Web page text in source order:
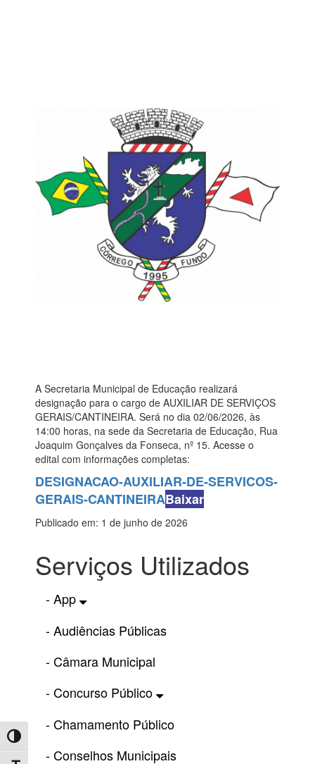
Toggle High Contrast
A Secretaria Municipal de Educação realizará
designação para o cargo de AUXILIAR DE SERVIÇOS
GERAIS/CANTINEIRA. Será no dia 02/06/2026, às
14:00 horas, na sede da Secretaria de Educação, Rua
Joaquim Gonçalves da Fonseca, nº 15. Acesse o
edital com informações completas:
DESIGNACAO-AUXILIAR-DE-SERVICOS-
GERAIS-CANTINEIRABaixar
Publicado em: 1 de junho de 2026
Serviços Utilizados
- App
- Audiências Públicas
- Câmara Municipal
- Concurso Público
- Chamamento Público
- Conselhos Municipais